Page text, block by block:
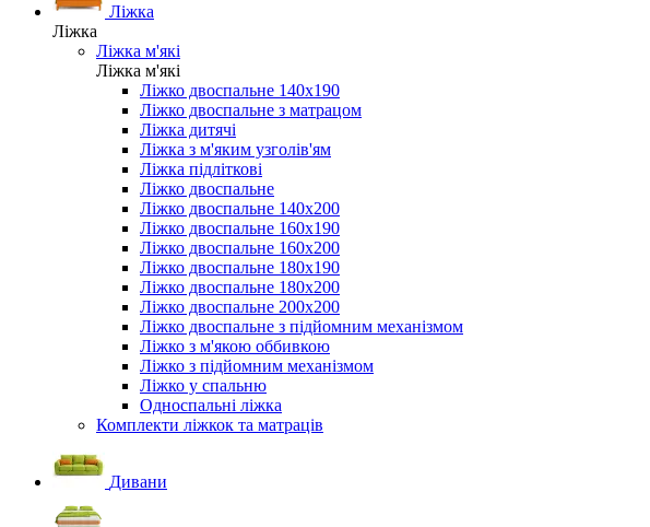
Ліжка
Ліжка
Ліжка м'які
Ліжка м'які
Ліжко двоспальне 140х190
Ліжко двоспальне з матрацом
Ліжка дитячі
Ліжка з м'яким узголів'ям
Ліжка підліткові
Ліжко двоспальне
Ліжко двоспальне 140х200
Ліжко двоспальне 160х190
Ліжко двоспальне 160х200
Ліжко двоспальне 180х190
Ліжко двоспальне 180х200
Ліжко двоспальне 200х200
Ліжко двоспальне з підйомним механізмом
Ліжко з м'якою оббивкою
Ліжко з підйомним механізмом
Ліжко у спальню
Односпальні ліжка
Комплекти ліжкок та матраців
Дивани